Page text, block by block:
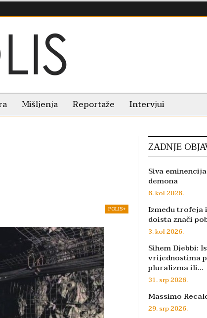
Mišljenja Reportaže Intervjui
POLIS+
ZADNJE
Siva
demona
6. kol 2026.
Između trofeja
doista znači
3. kol 2026.
Sihem Djebbi:
vrijednostima
pluralizma ili…
31. srp 2026.
Massimo
29. srp 2026.